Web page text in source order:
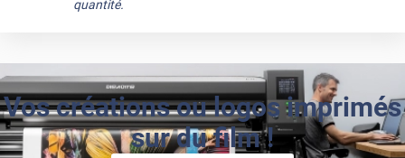
quantité.
Vos créations ou logos imprimés
sur du film !